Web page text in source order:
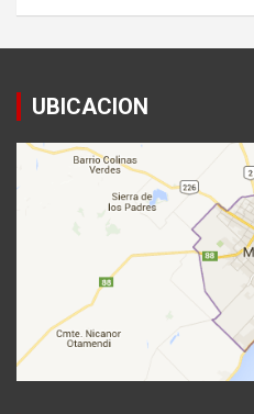
UBICACION